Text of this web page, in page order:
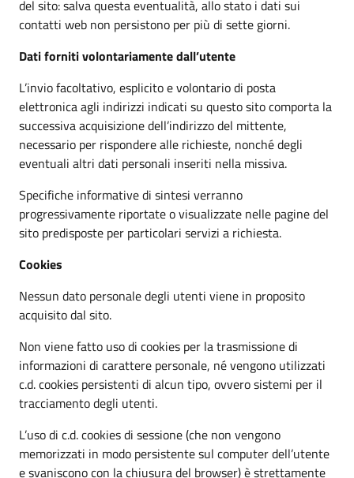
del sito: salva questa eventualità, allo stato i dati sui
contatti web non persistono per più di sette giorni.
Dati forniti volontariamente dall’utente
L’invio facoltativo, esplicito e volontario di posta
elettronica agli indirizzi indicati su questo sito comporta la
successiva acquisizione dell’indirizzo del mittente,
necessario per rispondere alle richieste, nonché degli
eventuali altri dati personali inseriti nella missiva.
Specifiche informative di sintesi verranno
progressivamente riportate o visualizzate nelle pagine del
sito predisposte per particolari servizi a richiesta.
Cookies
Nessun dato personale degli utenti viene in proposito
acquisito dal sito.
Non viene fatto uso di cookies per la trasmissione di
informazioni di carattere personale, né vengono utilizzati
c.d. cookies persistenti di alcun tipo, ovvero sistemi per il
tracciamento degli utenti.
L’uso di c.d. cookies di sessione (che non vengono
memorizzati in modo persistente sul computer dell’utente
e svaniscono con la chiusura del browser) è strettamente